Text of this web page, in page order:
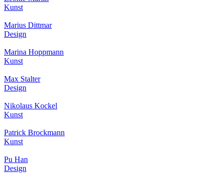
Kunst
Marius Dittmar
Design
Marina Hoppmann
Kunst
Max Stalter
Design
Nikolaus Kockel
Kunst
Patrick Brockmann
Kunst
Pu Han
Design